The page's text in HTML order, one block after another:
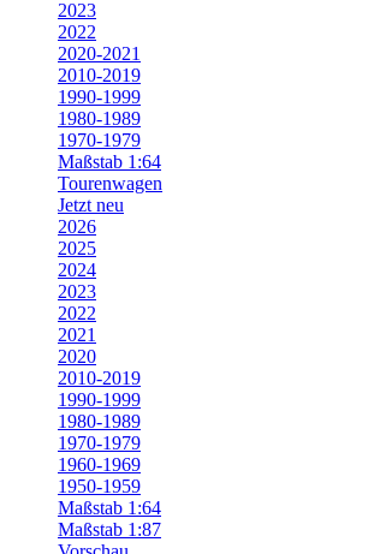
2023
2022
2020-2021
2010-2019
1990-1999
1980-1989
1970-1979
Maßstab 1:64
Tourenwagen
Jetzt neu
2026
2025
2024
2023
2022
2021
2020
2010-2019
1990-1999
1980-1989
1970-1979
1960-1969
1950-1959
Maßstab 1:64
Maßstab 1:87